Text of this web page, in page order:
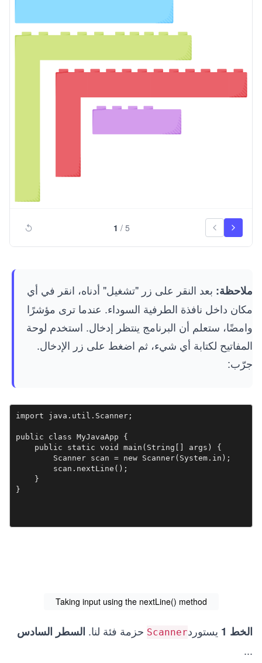
1 / 5
ملاحظة: بعد النقر على زر "تشغيل" أدناه، انقر في أي
مكان داخل نافذة الطرفية السوداء. عندما ترى مؤشرًا
وامضًا، ستعلم أن البرنامج ينتظر إدخال. استخدم لوحة
المفاتيح لكتابة أي شيء، ثم اضغط على زر الإدخال.
جرّب:
import java.util.Scanner;
public class MyJavaApp {
    public static void main(String[] args) {
        Scanner scan = new Scanner(System.in);
        scan.nextLine();
    }
}
Taking input using the nextLine() method
الخط 1 يستوردScanner حزمة فئة لنا. السطر السادس
...